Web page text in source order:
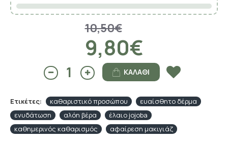
9,80€
10,50€
ΚΑΛΆΘΙ
Ετικέτες: καθαριστικό προσώπου
ευαίσθητο δέρμα
ενυδάτωση
αλόη βέρα
έλαιο jojoba
καθημερινός καθαρισμός
αφαίρεση μακιγιάζ